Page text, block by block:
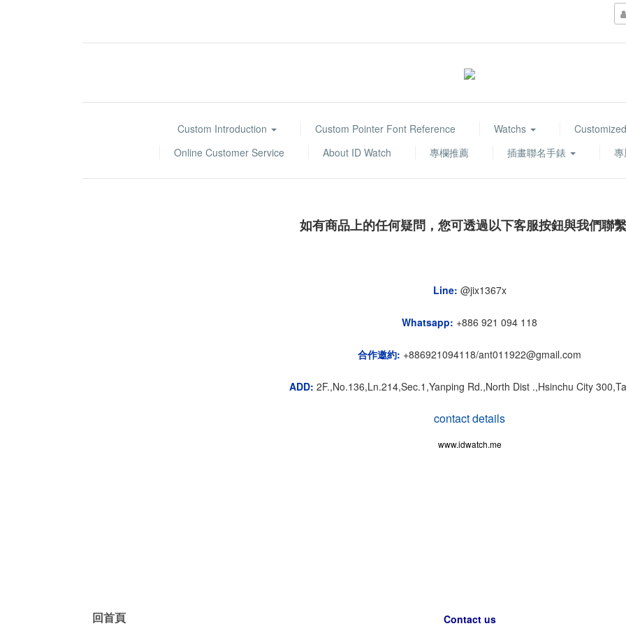
Custom Introduction Custom Pointer Font Reference Watchs
Online Customer Service
About ID Watch 專欄推薦 插畫聯名手錶
如有商品上的任何疑問，您可透過以下客服按鈕與我們聯繫
Line: @jix1367x
Whatsapp: +886 921 094 118
合作邀約: +886921094118/ant011922@gmail.com
ADD: 2F.,No.136,Ln.214,Sec.1,Yanping Rd.,North Dist .,Hsinchu City
contact details
www.idwatch.me
回首頁 Contact us